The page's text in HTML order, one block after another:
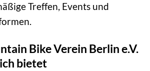
Treffen, Events und
Bike Verein Berlin e.V.
bietet